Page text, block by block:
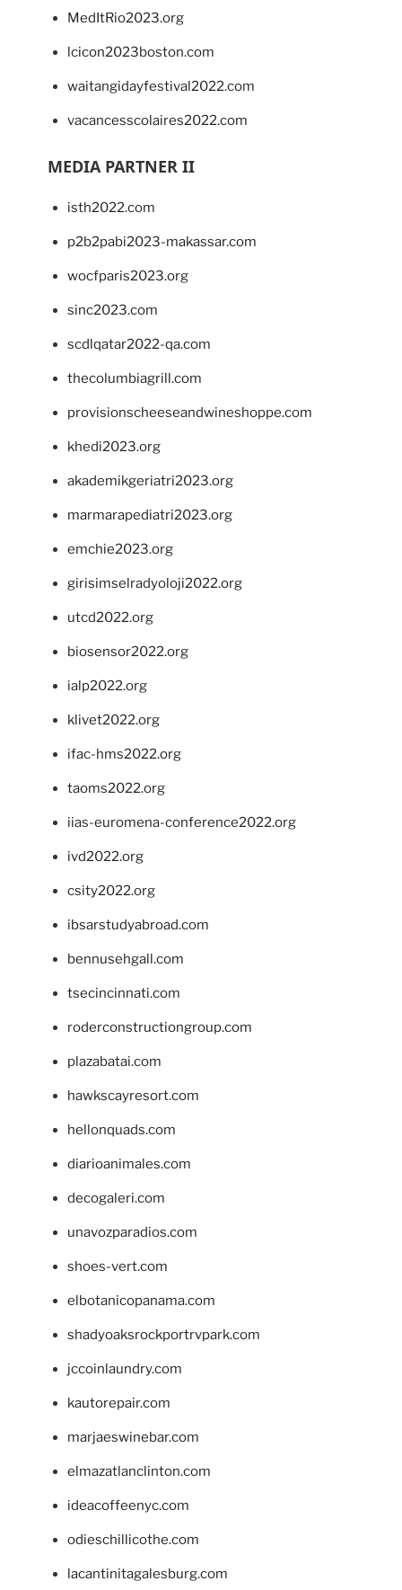
MedItRio2023.org
lcicon2023boston.com
waitangidayfestival2022.com
vacancesscolaires2022.com
MEDIA PARTNER II
isth2022.com
p2b2pabi2023-makassar.com
wocfparis2023.org
sinc2023.com
scdlqatar2022-qa.com
thecolumbiagrill.com
provisionscheeseandwineshoppe.com
khedi2023.org
akademikgeriatri2023.org
marmarapediatri2023.org
emchie2023.org
girisimselradyoloji2022.org
utcd2022.org
biosensor2022.org
ialp2022.org
klivet2022.org
ifac-hms2022.org
taoms2022.org
iias-euromena-conference2022.org
ivd2022.org
csity2022.org
ibsarstudyabroad.com
bennusehgall.com
tsecincinnati.com
roderconstructiongroup.com
plazabatai.com
hawkscayresort.com
hellonquads.com
diarioanimales.com
decogaleri.com
unavozparadios.com
shoes-vert.com
elbotanicopanama.com
shadyoaksrockportrvpark.com
jccoinlaundry.com
kautorepair.com
marjaeswinebar.com
elmazatlanclinton.com
ideacoffeenyc.com
odieschillicothe.com
lacantinitagalesburg.com